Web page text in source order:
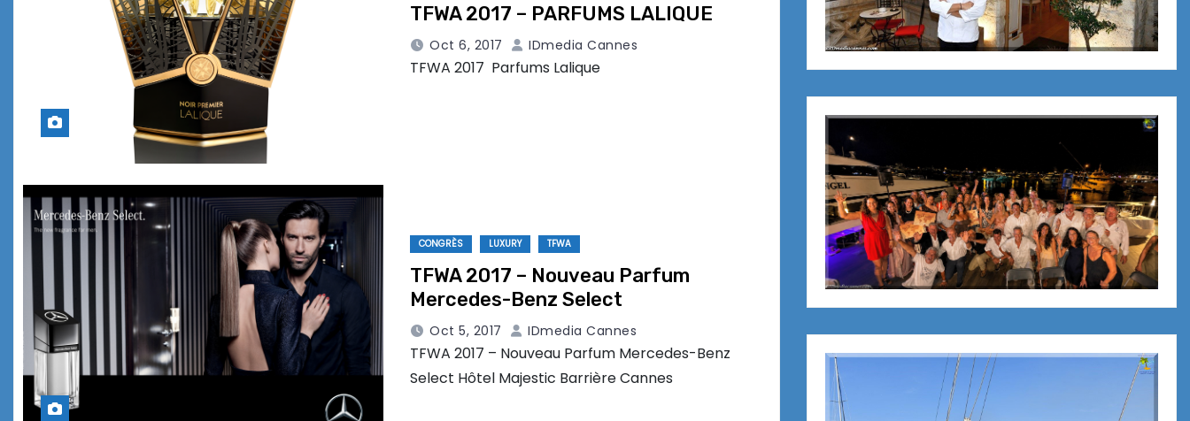
TFWA 2017 – PARFUMS LALIQUE
Oct 6, 2017 IDmedia Cannes
TFWA 2017 Parfums Lalique
CONGRÈS LUXURY TFWA
TFWA 2017 – Nouveau Parfum
Mercedes-Benz Select
Oct 5, 2017 IDmedia Cannes
TFWA 2017 – Nouveau Parfum Mercedes-Benz
Select Hôtel Majestic Barrière Cannes